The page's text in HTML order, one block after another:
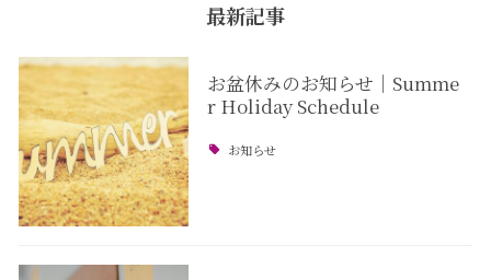
最新記事
お盆休みのお知らせ｜Summe
r Holiday Schedule
お知らせ